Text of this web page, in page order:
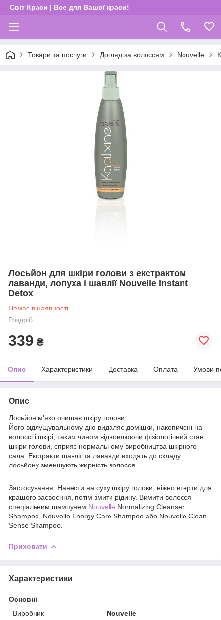
Світ Краси | Все для Вашої краси!
Товари та послуги Догляд за волоссям Nouvelle
Лосьйон для шкіри голови з екстрактом
лаванди, лопуха і шавлії Nouvelle Instant
Detox
Немає в наявності
Роздріб
339 ₴
Опис Характеристики Доставка Оплата Умови
Опис
Лосьйон м'яко очищає шкіру голови.
Його відлущувальному дію видаляє домішки, накопичені на
волоссі і шкірі, таким чином відновлюючи фізіологічний стан
шкіри голови, сприяє нормальному виробництва шкірного
сала. Екстракти шавлії та лаванди входять до складу
лосьйону зменшують жирність волосся.
Застосування: Нанести на суху шкіру голови, ніжно втерти для
кращого засвоєння, потім змити рідину. Вимити волосся
спеціальним шампунем Nouvelle Normalizing Cleanser
Shampoo, Nouvelle Energy Care Shampoo або Nouvelle Clean
Sense Shampoo.
Приховати
Характеристики
Основні
Виробник
Nouvelle